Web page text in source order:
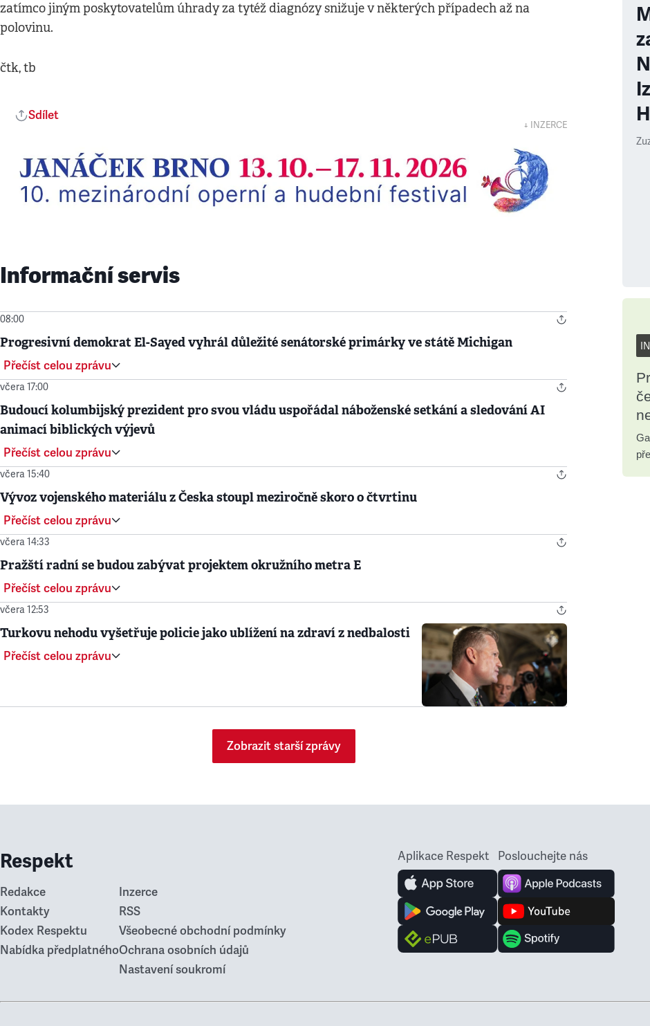
zatímco jiným poskytovatelům úhrady za tytéž diagnózy snižuje v některých případech až na
polovinu.
čtk, tb
Sdílet
↓ INZERCE
Informační servis
08:00
Progresivní demokrat El-Sayed vyhrál důležité senátorské primárky ve státě Michigan
Přečíst celou zprávu
včera 17:00
Budoucí kolumbijský prezident pro svou vládu uspořádal náboženské setkání a sledování AI
animací biblických výjevů
Přečíst celou zprávu
včera 15:40
Vývoz vojenského materiálu z Česka stoupl meziročně skoro o čtvrtinu
Přečíst celou zprávu
včera 14:33
Pražští radní se budou zabývat projektem okružního metra E
Přečíst celou zprávu
včera 12:53
Turkovu nehodu vyšetřuje policie jako ublížení na zdraví z nedbalosti
Přečíst celou zprávu
Zobrazit starší zprávy
Respekt
Redakce
Kontakty
Kodex Respektu
Nabídka předplatného
Inzerce
RSS
Všeobecné obchodní podmínky
Ochrana osobních údajů
Nastavení soukromí
Aplikace Respekt Poslouchejte nás